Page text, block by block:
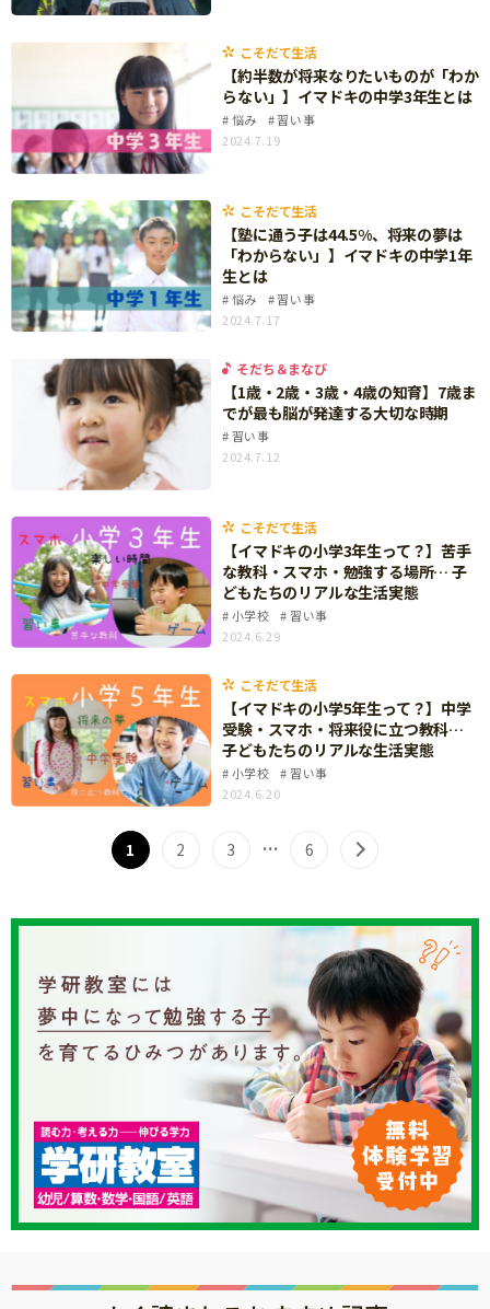
「こそだてまっぷ」とは
サイトのご利⽤にあたって
個⼈情報について
お問い合わせ
こそだて生活
【約半数が将来なりたいものが「わか
らない」】イマドキの中学3年生とは
悩み
習い事
2024.7.19
こそだて生活
【塾に通う子は44.5%、将来の夢は
「わからない」】イマドキの中学1年
生とは
悩み
習い事
2024.7.17
そだち＆まなび
【1歳・2歳・3歳・4歳の知育】7歳ま
でが最も脳が発達する大切な時期
習い事
2024.7.12
こそだて生活
【イマドキの小学3年生って？】苦手
な教科・スマホ・勉強する場所… 子
どもたちのリアルな生活実態
小学校
習い事
2024.6.29
こそだて生活
【イマドキの小学5年生って？】中学
受験・スマホ・将来役に立つ教科…
子どもたちのリアルな生活実態
小学校
習い事
2024.6.20
1 2 3 … 6